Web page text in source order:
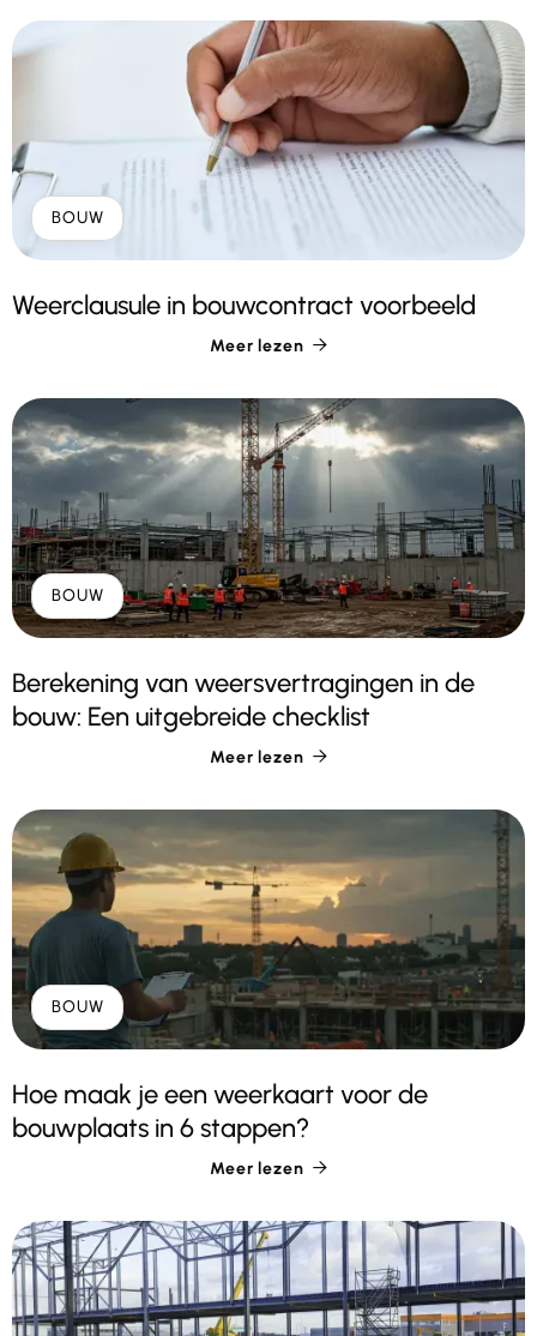
BOUW
Weerclausule in bouwcontract voorbeeld
Meer lezen 
BOUW
Berekening van weersvertragingen in de
bouw: Een uitgebreide checklist
Meer lezen 
BOUW
Hoe maak je een weerkaart voor de
bouwplaats in 6 stappen?
Meer lezen 